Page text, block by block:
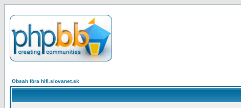
Obsah fóra hifi.slovanet.sk